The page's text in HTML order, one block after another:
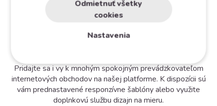
Aj takto môže vyzerať váš
e-shop
Pridajte sa i vy k mnohým spokojným prevádzkovateľom
internetových obchodov na našej platforme. K dispozícii sú
vám prednastavené responzívne šablóny alebo využite
doplnkovú službu dizajn na mieru.
Odmietnuť všetky
cookies
Nastavenia